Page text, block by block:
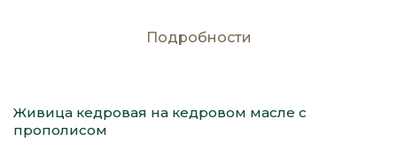
Подробности
Живица кедровая на кедровом масле с
прополисом